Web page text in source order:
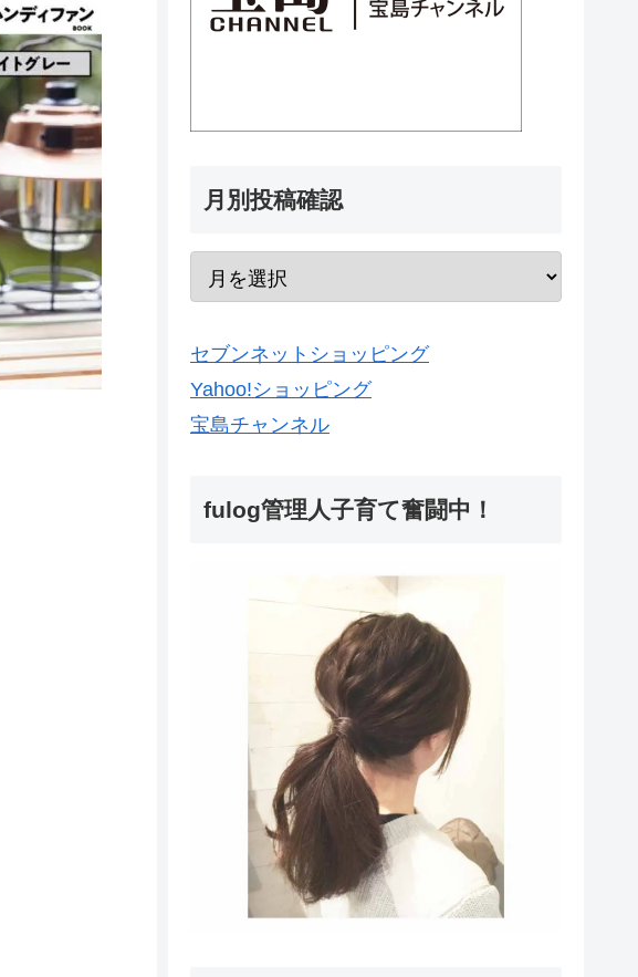
月別投稿確認
セブンネットショッピング
Yahoo!ショッピング
宝島チャンネル
fulog管理人子育て奮闘中！